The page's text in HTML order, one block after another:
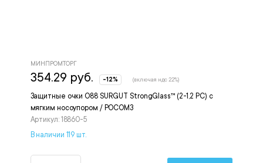
Защитные очки О88 SURGUT StrongGlass™ (2-1,2 РС) с
мягким носоупором / РОСОМЗ
Артикул: 18860-5
МИНПРОМТОРГ
354.29 руб. -12% (включая ндс 22%)
В наличии 119 шт.